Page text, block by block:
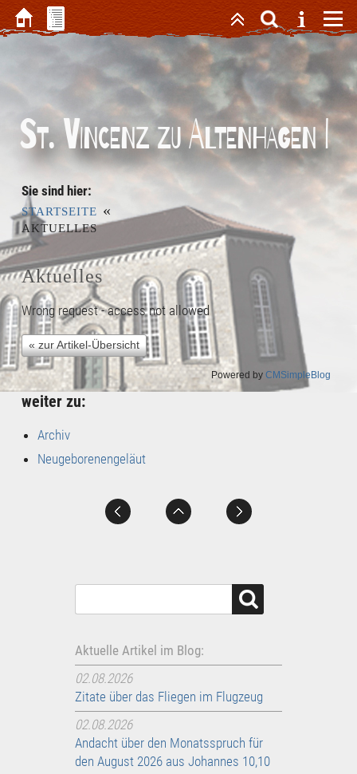
St. Vincenz zu Altenhagen I
Sie sind hier:
STARTSEITE «
AKTUELLES
Aktuelles
Wrong request - access not allowed
« zur Artikel-Übersicht
Powered byCMSimpleBlog
weiter zu:
Archiv
Neugeborenengeläut
Aktuelle Artikel im Blog:
02.08.2026
Zitate über das Fliegen im Flugzeug
02.08.2026
Andacht über den Monatsspruch für
den August 2026 aus Johannes 10,10